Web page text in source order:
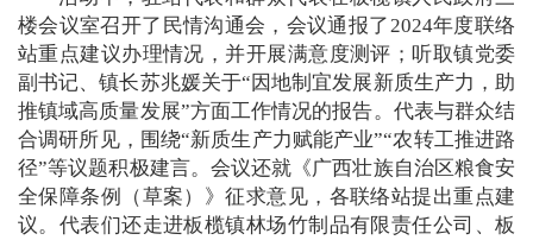
楼会议室召开了民情沟通会，会议通报了2024年度联络
站重点建议办理情况，并开展满意度测评；听取镇党委
副书记、镇长苏兆媛关于“因地制宜发展新质生产力，助
推镇域高质量发展”方面工作情况的报告。代表与群众结
合调研所见，围绕“新质生产力赋能产业”“农转工推进路
径”等议题积极建言。会议还就《广西壮族自治区粮食安
全保障条例（草案）》征求意见，各联络站提出重点建
议。 代表们还走进板榄镇林场竹制品有限责任公司、板